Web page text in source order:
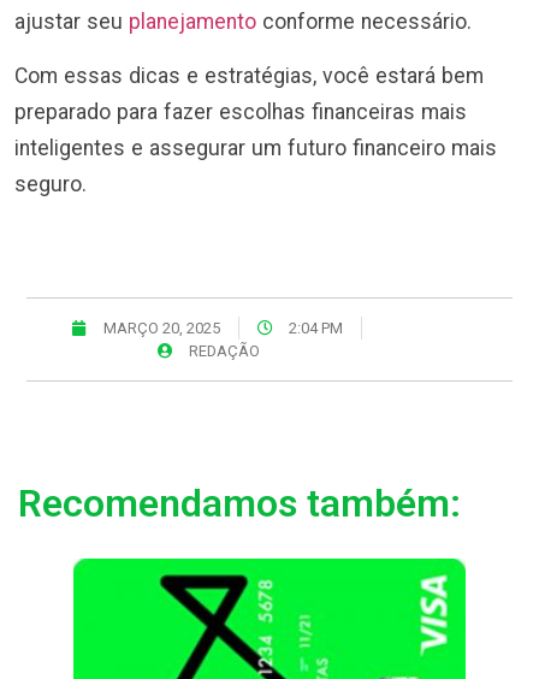
ajustar seu planejamento conforme necessário.
Com essas dicas e estratégias, você estará bem
preparado para fazer escolhas financeiras mais
inteligentes e assegurar um futuro financeiro mais
seguro.
MARÇO 20, 2025
2:04 PM
REDAÇÃO
Recomendamos também: